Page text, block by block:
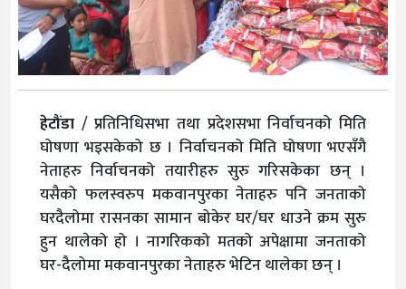
हेटौंडा / प्रतिनिधिसभा तथा प्रदेशसभा निर्वाचनको मिति
घोषणा भइसकेको छ । निर्वाचनको मिति घोषणा भएसँगै
नेताहरु निर्वाचनको तयारीहरु सुरु गरिसकेका छन् ।
यसैको फलस्वरुप मकवानपुरका नेताहरु पनि जनताको
घरदैलोमा रासनका सामान बोकेर घर/घर धाउने क्रम सुरु
हुन थालेको हो । नागरिकको मतको अपेक्षामा जनताको
घर-दैलोमा मकवानपुरका नेताहरु भेटिन थालेका छन् ।